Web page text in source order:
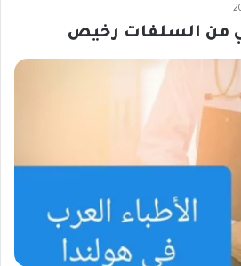
من السلفات رخيص